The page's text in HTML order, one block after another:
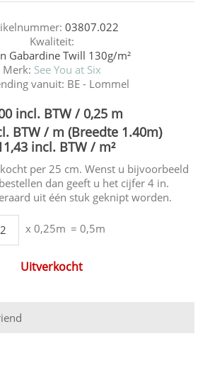
03807.022
Kwaliteit:
Gabardine Twill 130g/m²
Merk: See You at Six
vanuit: BE - Lommel
incl. BTW / 0,25 m
BTW / m (Breedte 1.40m)
incl. BTW / m²
per 25 cm. Wenst u bijvoorbeeld
dan geeft u het cijfer 4 in.
uit één stuk geknipt worden.
x 0,25m = 0,5m
Uitverkocht